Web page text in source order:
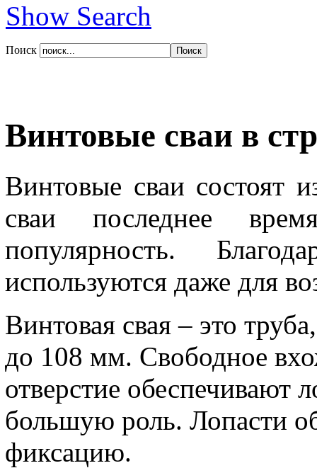
Show Search
Поиск
Винтовые сваи в
Винтовые сваи состоят
сваи последнее
популярность.
используются даже для
Винтовая свая – это
до 108 мм. Свободное
отверстие обеспечивают
большую роль. Лопасти
фиксацию.